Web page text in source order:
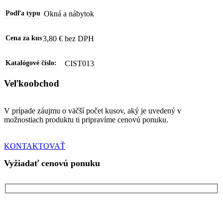
Podľa typu Okná a nábytok
Cena za kus3,80 € bez DPH
Katalógové číslo: CIST013
Veľkoobchod
V prípade záujmu o väčší počet kusov, aký je uvedený v
možnostiach produktu ti pripravíme cenovú ponuku.
KONTAKTOVAŤ
Vyžiadať cenovú ponuku